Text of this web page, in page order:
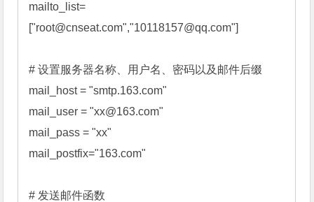
mailto_list=
["root@cnseat.com","10118157@qq.com"]
# 设置服务器名称、用户名、密码以及邮件后缀
mail_host = "smtp.163.com"
mail_user = "xx@163.com"
mail_pass = "xx"
mail_postfix="163.com"
# 发送邮件函数